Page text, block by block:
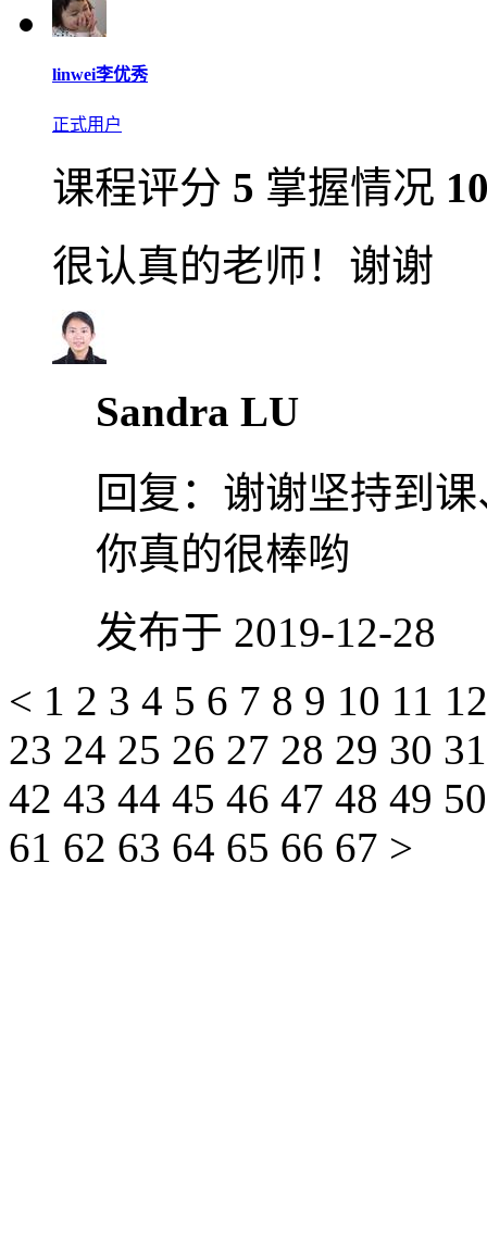
linwei李优秀
正式用户
课程评分 5 掌握情况
很认真的老师！谢谢
Sandra LU
回复： 谢谢坚持到
你真的很棒哟
发布于 2019-12-28
< 1 2 3 4 5 6 7 8 9 10 11
23 24 25 26 27 28 29 30
42 43 44 45 46 47 48 49
61 62 63 64 65 66 67 >